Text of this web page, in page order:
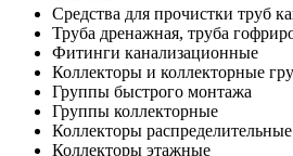
Средства для прочистки труб
Труба дренажная, труба
Фитинги канализационные
Коллекторы и коллекторные
Группы быстрого монтажа
Группы коллекторные
Коллекторы распределительные
Коллекторы этажные